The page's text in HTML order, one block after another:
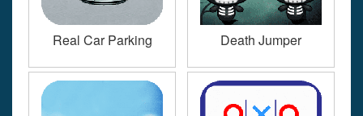
Real Car Parking Death Jumper